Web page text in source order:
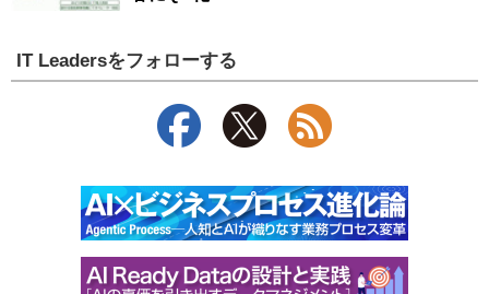
IT Leadersをフォローする